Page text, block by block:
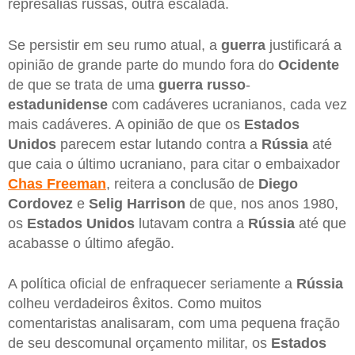
represálias russas, outra escalada.
Se persistir em seu rumo atual, a guerra justificará a
opinião de grande parte do mundo fora do Ocidente
de que se trata de uma guerra russo-
estadunidense com cadáveres ucranianos, cada vez
mais cadáveres. A opinião de que os Estados
Unidos parecem estar lutando contra a Rússia até
que caia o último ucraniano, para citar o embaixador
Chas Freeman, reitera a conclusão de Diego
Cordovez e Selig Harrison de que, nos anos 1980,
os Estados Unidos lutavam contra a Rússia até que
acabasse o último afegão.
A política oficial de enfraquecer seriamente a Rússia
colheu verdadeiros êxitos. Como muitos
comentaristas analisaram, com uma pequena fração
de seu descomunal orçamento militar, os Estados